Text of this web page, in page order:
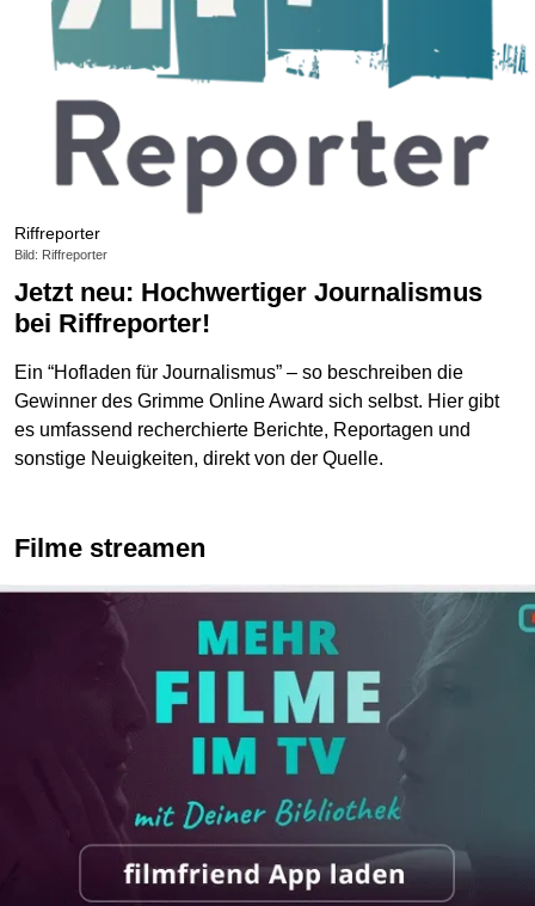
Riffreporter
Bild: Riffreporter
Jetzt neu: Hochwertiger Journalismus
bei Riffreporter!
Ein “Hofladen für Journalismus” – so beschreiben die
Gewinner des Grimme Online Award sich selbst. Hier gibt
es umfassend recherchierte Berichte, Reportagen und
sonstige Neuigkeiten, direkt von der Quelle.
Filme streamen